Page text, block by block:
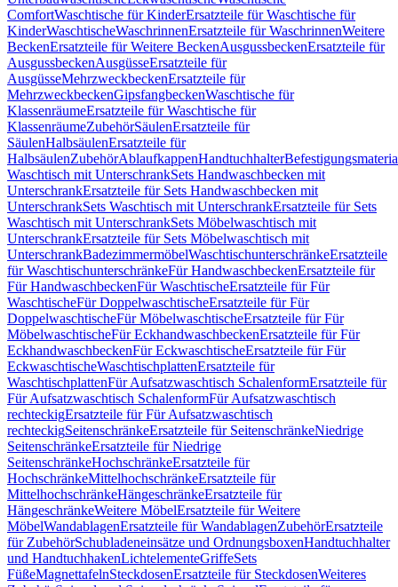
ComfortWaschtische für KinderErsatzteile für Waschtische für
KinderWaschtischeWaschrinnenErsatzteile für WaschrinnenWeitere
BeckenErsatzteile für Weitere BeckenAusgussbeckenErsatzteile für
AusgussbeckenAusgüsseErsatzteile für
AusgüsseMehrzweckbeckenErsatzteile für
MehrzweckbeckenGipsfangbeckenWaschtische für
KlassenräumeErsatzteile für Waschtische für
KlassenräumeZubehörSäulenErsatzteile für
SäulenHalbsäulenErsatzteile für
HalbsäulenZubehörAblaufkappenHandtuchhalter
Waschtisch mit UnterschrankSets Handwaschbecken mit
UnterschrankErsatzteile für Sets Handwaschbecken mit
UnterschrankSets Waschtisch mit UnterschrankErsatzteile für Sets
Waschtisch mit UnterschrankSets Möbelwaschtisch mit
UnterschrankErsatzteile für Sets Möbelwaschtisch mit
UnterschrankBadezimmermöbelWaschtischunterschränkeErsatzteile
für WaschtischunterschränkeFür HandwaschbeckenErsatzteile für
Für HandwaschbeckenFür WaschtischeErsatzteile für Für
WaschtischeFür DoppelwaschtischeErsatzteile für Für
DoppelwaschtischeFür MöbelwaschtischeErsatzteile für Für
MöbelwaschtischeFür EckhandwaschbeckenErsatzteile für Für
EckhandwaschbeckenFür EckwaschtischeErsatzteile für Für
EckwaschtischeWaschtischplattenErsatzteile für
WaschtischplattenFür Aufsatzwaschtisch SchalenformErsatzteile für
Für Aufsatzwaschtisch SchalenformFür Aufsatzwaschtisch
rechteckigErsatzteile für Für Aufsatzwaschtisch
rechteckigSeitenschränkeErsatzteile für SeitenschränkeNiedrige
SeitenschränkeErsatzteile für Niedrige
SeitenschränkeHochschränkeErsatzteile für
HochschränkeMittelhochschränkeErsatzteile für
MittelhochschränkeHängeschränkeErsatzteile für
HängeschränkeWeitere MöbelErsatzteile für Weitere
MöbelWandablagenErsatzteile für WandablagenZubehörErsatzteile
für ZubehörSchubladeneinsätze und OrdnungsboxenHandtuchhalter
und HandtuchhakenLichtelementeGriffeSets
FüßeMagnettafelnSteckdosenErsatzteile für SteckdosenWeiteres